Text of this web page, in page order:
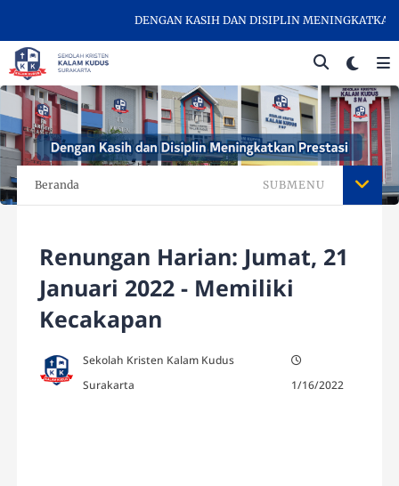
DENGAN KASIH DAN DISIPLIN MENINGKATKAN
Beranda SUBMENU
Renungan Harian: Jumat, 21
Januari 2022 - Memiliki
Kecakapan
Sekolah Kristen Kalam Kudus
Surakarta
1/16/2022